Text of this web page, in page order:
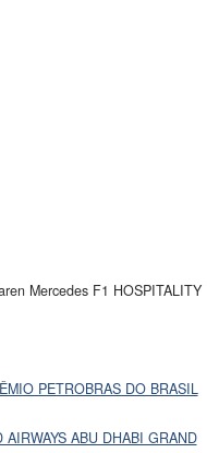
Mercedes F1 HOSPITALITY
PETROBRAS DO BRASIL
ABU DHABI GRAND